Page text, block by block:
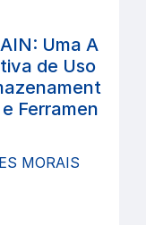
Uma A
de Uso
Ferramen
MORAIS